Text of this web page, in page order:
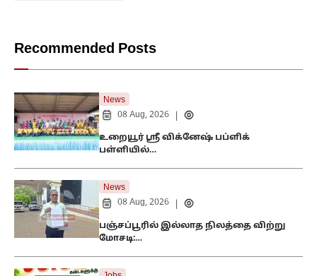
Recommended Posts
News
08 Aug, 2026
உறையூர் ஸ்ரீ விக்னேஷ் பப்ளிக்
பள்ளியில்…
News
08 Aug, 2026
பஞ்சப்பூரில் இல்லாத நிலத்தை விற்று
மோசடி:…